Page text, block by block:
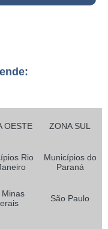
OESTE ZONA SUL
Rio
Municípios do
Paraná
Minas
São Paulo